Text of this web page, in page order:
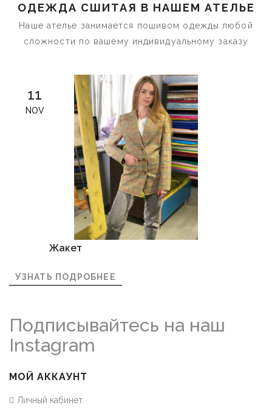
ОДЕЖДА СШИТАЯ В НАШЕМ АТЕЛЬЕ
Наше ателье занимается пошивом одежды любой
сложности по вашему индивидуальному заказу
11
NOV
Жакет
УЗНАТЬ ПОДРОБНЕЕ
Подписывайтесь на наш
Instagram
МОЙ АККАУНТ
Личный кабинет